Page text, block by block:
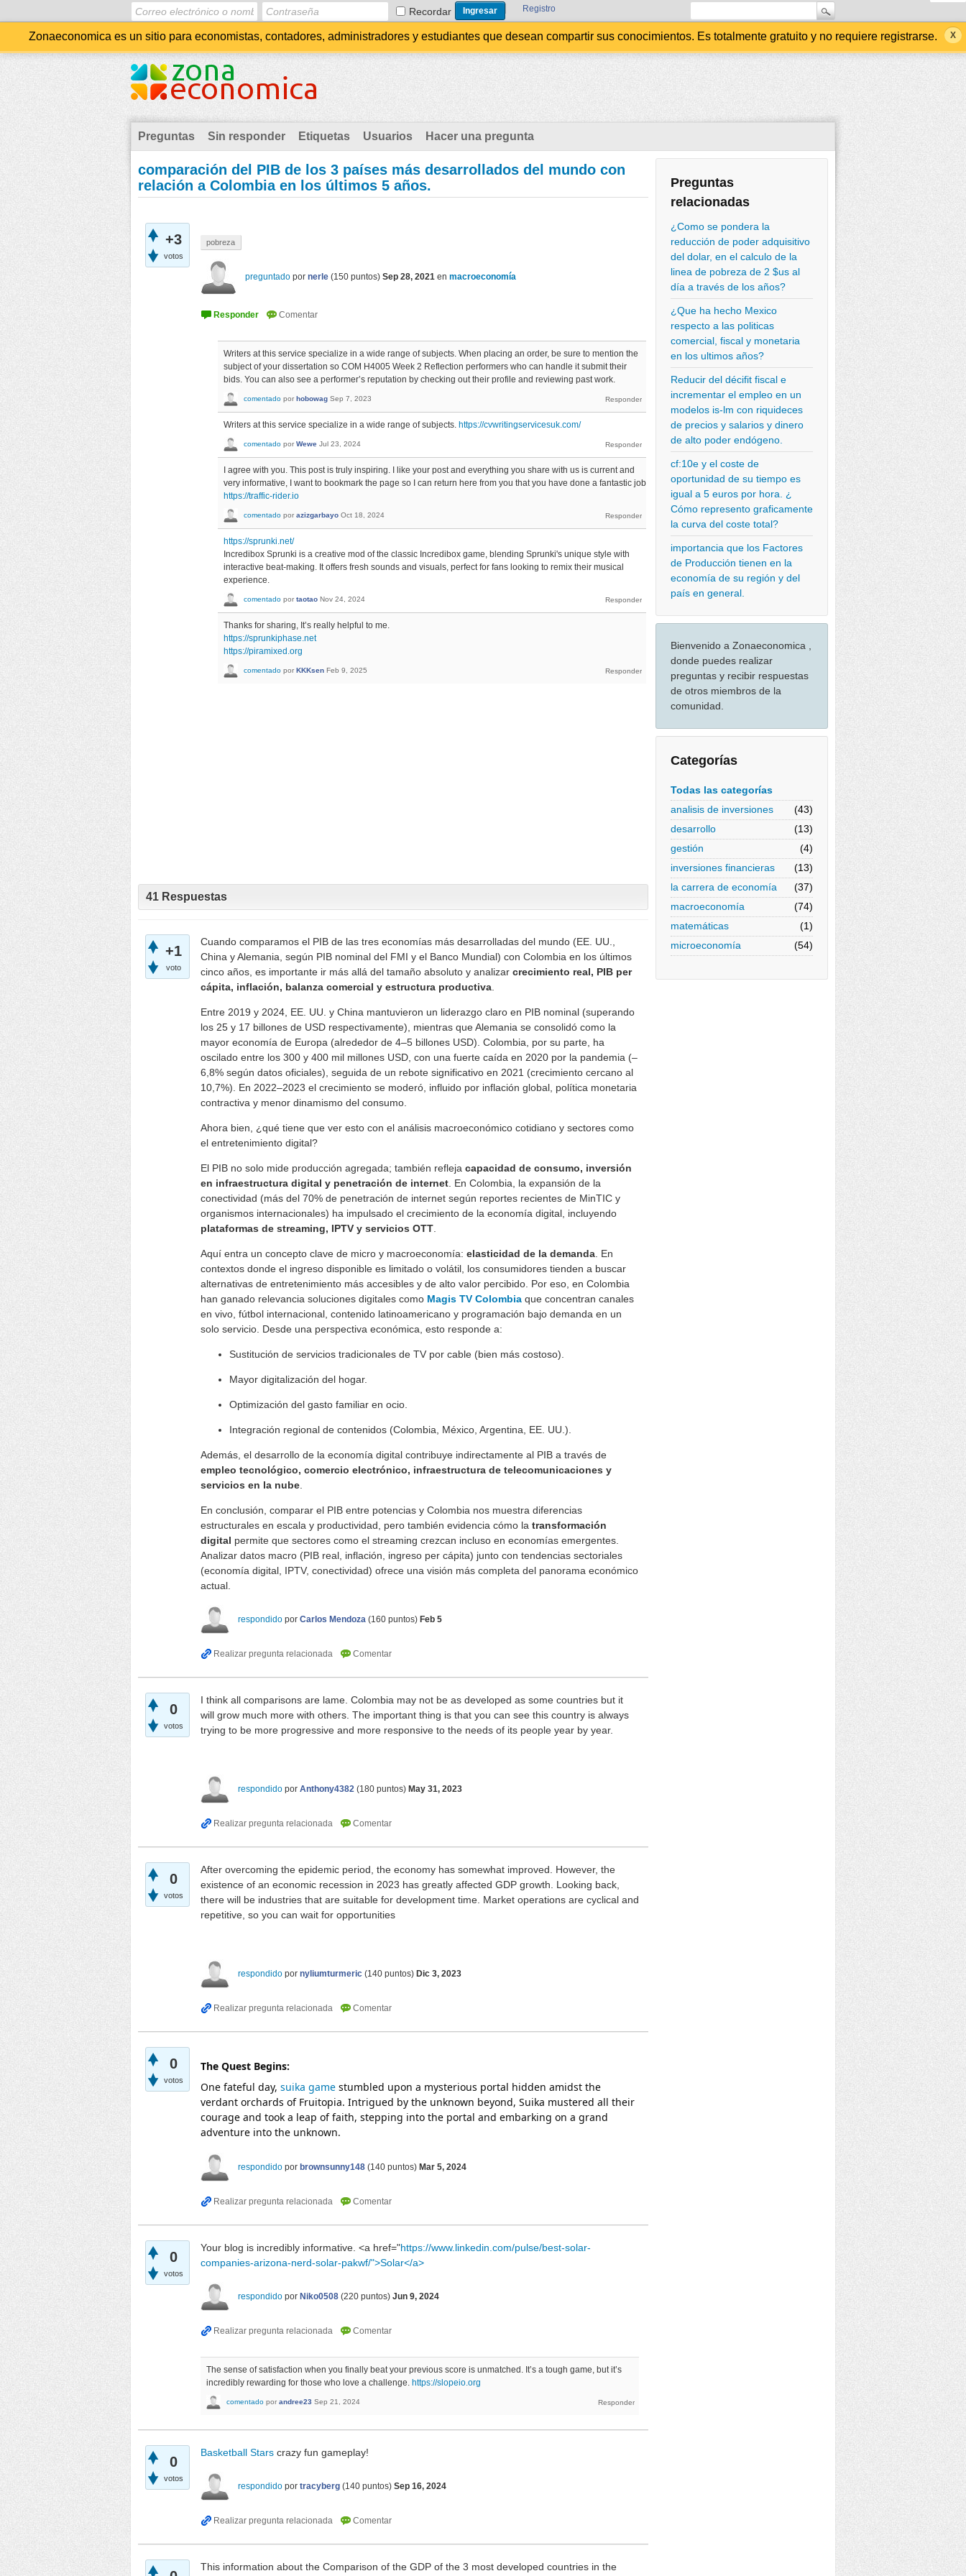
Recordar Registro
Zonaeconomica es un sitio para economistas, contadores, administradores y estudiantes que desean compartir sus conocimientos. Es totalmente gratuito y no requiere registrarse.
Preguntas Sin responder Etiquetas Usuarios Hacer una pregunta
Preguntas
relacionadas
¿Como se pondera la
reducción de poder adquisitivo
del dolar, en el calculo de la
linea de pobreza de 2 $us al
día a través de los años?
¿Que ha hecho Mexico
respecto a las politicas
comercial, fiscal y monetaria
en los ultimos años?
Reducir del décifit fiscal e
incrementar el empleo en un
modelos is-lm con riquideces
de precios y salarios y dinero
de alto poder endógeno.
cf:10e y el coste de
oportunidad de su tiempo es
igual a 5 euros por hora. ¿
Cómo represento graficamente
la curva del coste total?
importancia que los Factores
de Producción tienen en la
economía de su región y del
país en general.
Bienvenido a Zonaeconomica ,
donde puedes realizar
preguntas y recibir respuestas
de otros miembros de la
comunidad.
Categorías
Todas las categorías
analisis de inversiones
(43)
desarrollo
(13)
gestión
(4)
inversiones financieras
(13)
la carrera de economía
(37)
macroeconomía
(74)
matemáticas
(1)
microeconomía
(54)
comparación del PIB de los 3 países más desarrollados del mundo con
relación a Colombia en los últimos 5 años.
+3
votos
pobreza
preguntado por nerle (150 puntos) Sep 28, 2021 en macroeconomía
Writers at this service specialize in a wide range of subjects. When placing an order, be sure to mention the
subject of your dissertation so COM H4005 Week 2 Reflection performers who can handle it submit their
bids. You can also see a performer’s reputation by checking out their profile and reviewing past work.
comentado por hobowag Sep 7, 2023
Writers at this service specialize in a wide range of subjects. https://cvwritingservicesuk.com/
comentado por Wewe Jul 23, 2024
I agree with you. This post is truly inspiring. I like your post and everything you share with us is current and
very informative, I want to bookmark the page so I can return here from you that you have done a fantastic job
https://traffic-rider.io
comentado por azizgarbayo Oct 18, 2024
https://sprunki.net/
Incredibox Sprunki is a creative mod of the classic Incredibox game, blending Sprunki's unique style with
interactive beat-making. It offers fresh sounds and visuals, perfect for fans looking to remix their musical
experience.
comentado por taotao Nov 24, 2024
Thanks for sharing, It’s really helpful to me.
https://sprunkiphase.net
https://piramixed.org
comentado por KKKsen Feb 9, 2025
41 Respuestas
+1
voto
Cuando comparamos el PIB de las tres economías más desarrolladas del mundo (EE. UU.,
China y Alemania, según PIB nominal del FMI y el Banco Mundial) con Colombia en los últimos
cinco años, es importante ir más allá del tamaño absoluto y analizar crecimiento real, PIB per
cápita, inflación, balanza comercial y estructura productiva.
Entre 2019 y 2024, EE. UU. y China mantuvieron un liderazgo claro en PIB nominal (superando
los 25 y 17 billones de USD respectivamente), mientras que Alemania se consolidó como la
mayor economía de Europa (alrededor de 4–5 billones USD). Colombia, por su parte, ha
oscilado entre los 300 y 400 mil millones USD, con una fuerte caída en 2020 por la pandemia (–
6,8% según datos oficiales), seguida de un rebote significativo en 2021 (crecimiento cercano al
10,7%). En 2022–2023 el crecimiento se moderó, influido por inflación global, política monetaria
contractiva y menor dinamismo del consumo.
Ahora bien, ¿qué tiene que ver esto con el análisis macroeconómico cotidiano y sectores como
el entretenimiento digital?
El PIB no solo mide producción agregada; también refleja capacidad de consumo, inversión
en infraestructura digital y penetración de internet. En Colombia, la expansión de la
conectividad (más del 70% de penetración de internet según reportes recientes de MinTIC y
organismos internacionales) ha impulsado el crecimiento de la economía digital, incluyendo
plataformas de streaming, IPTV y servicios OTT.
Aquí entra un concepto clave de micro y macroeconomía: elasticidad de la demanda. En
contextos donde el ingreso disponible es limitado o volátil, los consumidores tienden a buscar
alternativas de entretenimiento más accesibles y de alto valor percibido. Por eso, en Colombia
han ganado relevancia soluciones digitales como Magis TV Colombia que concentran canales
en vivo, fútbol internacional, contenido latinoamericano y programación bajo demanda en un
solo servicio. Desde una perspectiva económica, esto responde a:
Sustitución de servicios tradicionales de TV por cable (bien más costoso).
Mayor digitalización del hogar.
Optimización del gasto familiar en ocio.
Integración regional de contenidos (Colombia, México, Argentina, EE. UU.).
Además, el desarrollo de la economía digital contribuye indirectamente al PIB a través de
empleo tecnológico, comercio electrónico, infraestructura de telecomunicaciones y
servicios en la nube.
En conclusión, comparar el PIB entre potencias y Colombia nos muestra diferencias
estructurales en escala y productividad, pero también evidencia cómo la transformación
digital permite que sectores como el streaming crezcan incluso en economías emergentes.
Analizar datos macro (PIB real, inflación, ingreso per cápita) junto con tendencias sectoriales
(economía digital, IPTV, conectividad) ofrece una visión más completa del panorama económico
actual.
respondido por Carlos Mendoza (160 puntos) Feb 5
0
votos
I think all comparisons are lame. Colombia may not be as developed as some countries but it
will grow much more with others. The important thing is that you can see this country is always
trying to be more progressive and more responsive to the needs of its people year by year.
respondido por Anthony4382 (180 puntos) May 31, 2023
0
votos
After overcoming the epidemic period, the economy has somewhat improved. However, the
existence of an economic recession in 2023 has greatly affected GDP growth. Looking back,
there will be industries that are suitable for development time. Market operations are cyclical and
repetitive, so you can wait for opportunities
respondido por nyliumturmeric (140 puntos) Dic 3, 2023
0
votos
The Quest Begins:
One fateful day, suika game stumbled upon a mysterious portal hidden amidst the
verdant orchards of Fruitopia. Intrigued by the unknown beyond, Suika mustered all their
courage and took a leap of faith, stepping into the portal and embarking on a grand
adventure into the unknown.
respondido por brownsunny148 (140 puntos) Mar 5, 2024
0
votos
Your blog is incredibly informative. <a href="https://www.linkedin.com/pulse/best-solar-
companies-arizona-nerd-solar-pakwf/">Solar</a>
respondido por Niko0508 (220 puntos) Jun 9, 2024
The sense of satisfaction when you finally beat your previous score is unmatched. It’s a tough game, but it’s
incredibly rewarding for those who love a challenge. https://slopeio.org
comentado por andree23 Sep 21, 2024
0
votos
Basketball Stars crazy fun gameplay!
respondido por tracyberg (140 puntos) Sep 16, 2024
This information about the Comparison of the GDP of the 3 most developed countries in the